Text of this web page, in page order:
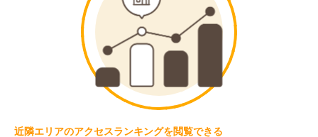
近隣エリアのアクセスランキングを閲覧できる